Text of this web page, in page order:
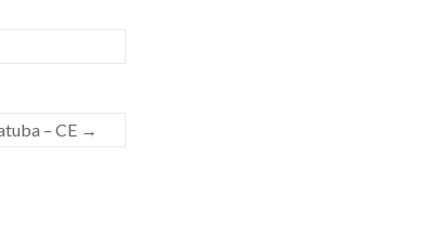
– CE →